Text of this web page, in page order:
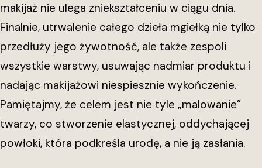
makijaż nie ulega zniekształceniu w ciągu dnia.
Finalnie, utrwalenie całego dzieła mgiełką nie tylko
przedłuży jego żywotność, ale także zespoli
wszystkie warstwy, usuwając nadmiar produktu i
nadając makijażowi niespiesznie wykończenie.
Pamiętajmy, że celem jest nie tyle „malowanie”
twarzy, co stworzenie elastycznej, oddychającej
powłoki, która podkreśla urodę, a nie ją zasłania.